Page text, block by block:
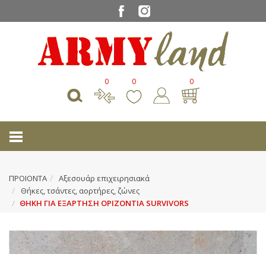
0 0 0
ΠΡΟΙΟΝΤΑ
Αξεσουάρ επιχειρησιακά
Θήκες, τσάντες, αορτήρες, ζώνες
ΘΗΚΗ ΓΙΑ ΕΞΑΡΤΗΣΗ ΟΡΙΖΟΝΤΙΑ SURVIVORS